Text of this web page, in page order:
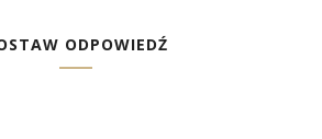
ODPOWIEDŹ